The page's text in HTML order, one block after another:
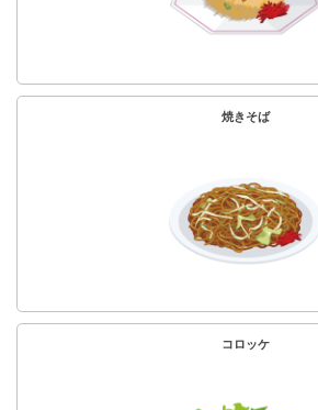
焼きそば
コロッケ